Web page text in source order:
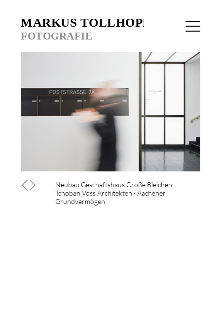
Neubau Geschäftshaus Große Bleichen ·
Tchoban Voss Architekten · Aachener
Grundvermögen